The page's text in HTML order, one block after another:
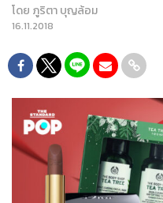
โดย ภูริตา บุญล้อม
16.11.2018